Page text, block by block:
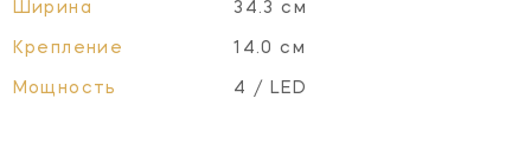
Ширина 34.3 см
Крепление 14.0 см
Мощность 4 / LED